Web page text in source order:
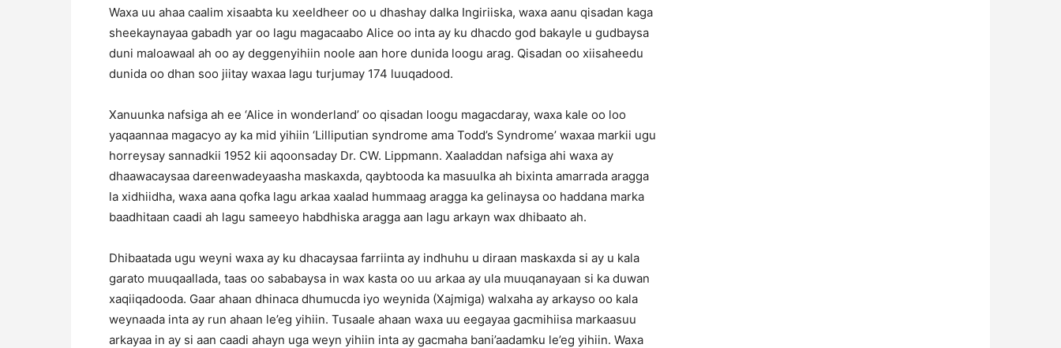
Waxa uu ahaa caalim xisaabta ku xeeldheer oo u dhashay dalka Ingiriiska, waxa aanu qisadan kaga
sheekaynayaa gabadh yar oo lagu magacaabo Alice oo inta ay ku dhacdo god bakayle u gudbaysa
duni maloawaal ah oo ay deggenyihiin noole aan hore dunida loogu arag. Qisadan oo xiisaheedu
dunida oo dhan soo jiitay waxaa lagu turjumay 174 luuqadood.
Xanuunka nafsiga ah ee ‘Alice in wonderland’ oo qisadan loogu magacdaray, waxa kale oo loo
yaqaannaa magacyo ay ka mid yihiin ‘Lilliputian syndrome ama Todd’s Syndrome’ waxaa markii ugu
horreysay sannadkii 1952 kii aqoonsaday Dr. CW. Lippmann. Xaaladdan nafsiga ahi waxa ay
dhaawacaysaa dareenwadeyaasha maskaxda, qaybtooda ka masuulka ah bixinta amarrada aragga
la xidhiidha, waxa aana qofka lagu arkaa xaalad hummaag aragga ka gelinaysa oo haddana marka
baadhitaan caadi ah lagu sameeyo habdhiska aragga aan lagu arkayn wax dhibaato ah.
Dhibaatada ugu weyni waxa ay ku dhacaysaa farriinta ay indhuhu u diraan maskaxda si ay u kala
garato muuqaallada, taas oo sababaysa in wax kasta oo uu arkaa ay ula muuqanayaan si ka duwan
xaqiiqadooda. Gaar ahaan dhinaca dhumucda iyo weynida (Xajmiga) walxaha ay arkayso oo kala
weynaada inta ay run ahaan le’eg yihiin. Tusaale ahaan waxa uu eegayaa gacmihiisa markaasuu
arkayaa in ay si aan caadi ahayn uga weyn yihiin inta ay gacmaha bani’aadamku le’eg yihiin. Waxa